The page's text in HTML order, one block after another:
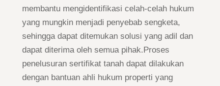
membantu mengidentifikasi celah-celah hukum
yang mungkin menjadi penyebab sengketa,
sehingga dapat ditemukan solusi yang adil dan
dapat diterima oleh semua pihak.Proses
penelusuran sertifikat tanah dapat dilakukan
dengan bantuan ahli hukum properti yang